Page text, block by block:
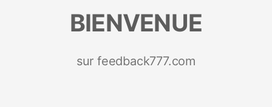
BIENVENUE
sur feedback777.com